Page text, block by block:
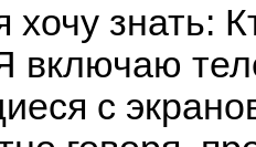
хочу знать:
включаю
с